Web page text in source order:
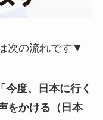
次の流れです▼
今度、日本に行く
をかける（日本